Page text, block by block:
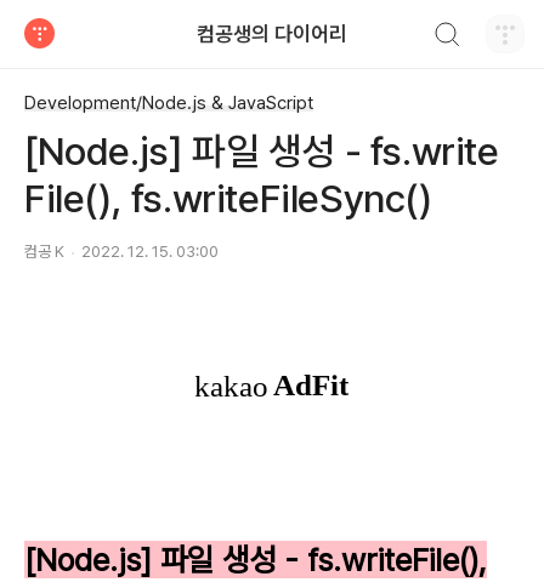
컴공생의 다이어리
Development/Node.js & JavaScript
[Node.js] 파일 생성 - fs.write
File(), fs.writeFileSync()
컴공 K 2022. 12. 15. 03:00
[Node.js] 파일 생성 - fs.writeFile(),